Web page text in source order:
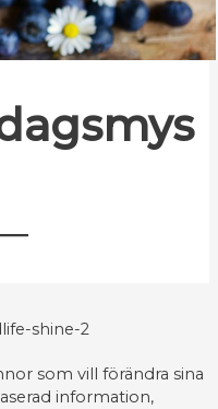
som vill förändra sina
information,